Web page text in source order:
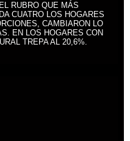
RUBRO QUE MÁS
CUATRO LOS HOGARES
CAMBIARON LO
EN LOS HOGARES CON
TREPA AL 20,6%.